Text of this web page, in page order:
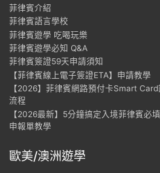
菲律賓介紹
菲律賓語言學校
菲律賓遊學 吃喝玩樂
菲律賓遊學必知 Q&A
菲律賓簽證59天申請須知
【菲律賓線上電子簽證ETA】申請教學
【2026】菲律賓網路預付卡Smart
流程
【2026最新】5分鐘搞定入境菲律賓必
申報單教學
歐美/澳洲遊學